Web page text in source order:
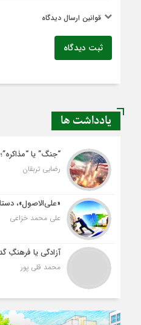
قوانین ارسال دیدگاه
ثبت دیدگاه
یادداشت ها
“جنگ” یا
رضایی تربقان
«علی‌الاصول»،
علی محمد خزاعی
آزادگی یا فرهنگِ
محمد قلی پور